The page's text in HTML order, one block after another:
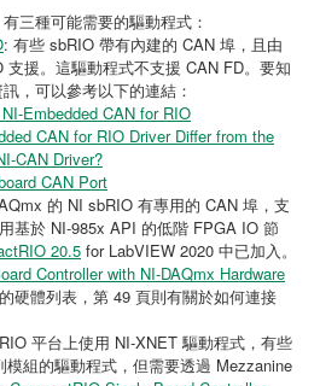
三種可能需要的驅動程式：
: 有些 sbRIO 帶有內建的 CAN 埠，且由
支援。這驅動程式不支援 CAN FD。要知
，可以參考以下的連結：
Embedded CAN for RIO
CAN for RIO Driver Differ from the
CAN Driver?
CAN Port
的 NI sbRIO 有專用的 CAN 埠，支
基於 NI-985x API 的低階 FPGA IO 節
20.5 for LabVIEW 2020 中已加入。
Controller with NI-DAQmx Hardware
硬體列表，第 49 頁則有關於如何連接
平台上使用 NI-XNET 驅動程式，有些
組的驅動程式，但需要透過 Mezzanine